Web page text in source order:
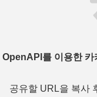
OpenAPI를 이용한 카
공유할 URL을 복사